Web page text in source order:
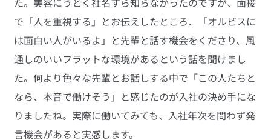
で「人を重視する」とお伝えしたところ、「オルビスに
は面白い人がいるよ」と先輩と話す機会をくださり、風
通しのいいフラットな環境があるという話を聞けまし
た。何より色々な先輩とお話しする中で「この人たちと
なら、本音で働けそう」と感じたのが入社の決め手にな
りましたね。実際に働いてみても、入社年次を問わず発
言機会があると実感します。